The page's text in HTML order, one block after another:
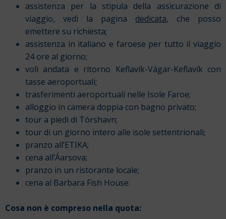
assistenza per la stipula della assicurazione di
viaggio, vedi la pagina dedicata, che posso
emettere su richiesta;
assistenza in italiano e faroese per tutto il viaggio
24 ore al giorno;
voli andata e ritorno Keflavík-Vágar-Keflavík con
tasse aeroportuali;
trasferimenti aeroportuali nelle Isole Faroe;
alloggio in camera doppia con bagno privato;
tour a piedi di Tórshavn;
tour di un giorno intero alle isole settentrionali;
pranzo all’ETIKA;
cena all’Áarsova;
pranzo in un ristorante locale;
cena al Barbara Fish House.
Cosa non è compreso nella quota: